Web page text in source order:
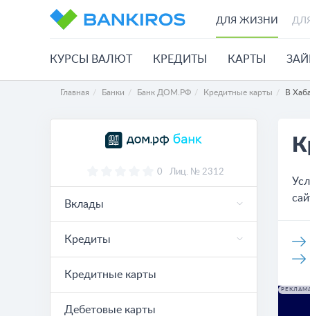
ДЛЯ ЖИЗНИ
КУРСЫ ВАЛЮТ КРЕДИТЫ КАРТЫ
Главная Банки Банк ДОМ.РФ Кредитные карты В
0 Лиц. № 2312
Вклады
Кредиты
Кредитные карты
Дебетовые карты